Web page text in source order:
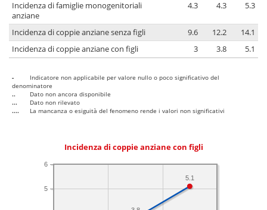
Incidenza di famiglie monogenitoriali
anziane
4.3 4.3 5.3
Incidenza di coppie anziane senza figli 9.6 12.2
14.1
Incidenza di coppie anziane con figli
3 3.8 5.1
-
Indicatore non applicabile per valore nullo o poco significativo del
denominatore
..
Dato non ancora disponibile
...
Dato non rilevato
....
La mancanza o esiguità del fenomeno rende i valori non significativi
Incidenza di coppie anziane con figli
5
6
5.1